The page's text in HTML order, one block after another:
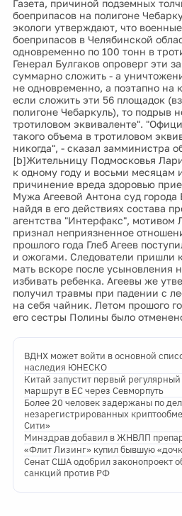
Газета, причиной подземных
боеприпасов на полигоне
экологи утверждают, что
боеприпасов в Челябинской
одновременно по 100 тонн в
Генерал Булгаков опроверг эти
суммарно сложить - а
не одновременно, а поэтапно на
если сложить эти 56 площадок
полигоне Чебаркуль), то подрыв
тротиловом эквиваленте".
такого объема в тротиловом
никогда", - сказал замминистра
[b]Жительницу Подмосковья
к одному году и восьми месяцам
причинение вреда здоровью
Мужа Агеевой Антона суд города
найдя в его действиях состава
агентства "Интерфакс", мотивом
признал неприязненное
прошлого года Глеб Агеев
и ожогами. Следователи пришли
мать вскоре после усыновления
избивать ребенка. Агеевы же
получил травмы при падении с
на себя чайник. Летом прошого
его сестры Полины было
ВДНХ может войти в основной
наследия ЮНЕСКО
Китай запустит первый
маршрут в ЕС через Севморпуть
Более 20 человек задержаны по
незарегистрированных
Сити»
Минздрав добавил в ЖНВЛП
«Флит Лизинг» купил бывшую
Сенат США одобрил законопроект
санкций против РФ